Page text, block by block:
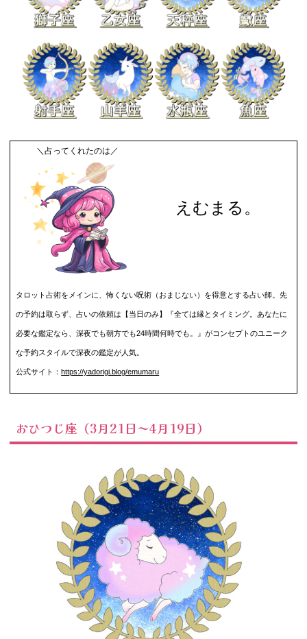
＼占ってくれたのは／
えむまる。
タロット占術をメインに、怖くない呪術（おまじない）を得意とする占い師。先
の予約は取らず、占いの依頼は【当日のみ】『全ては縁とタイミング。あなたに
必要な鑑定なら、深夜でも朝方でも24時間何時でも。』がコンセプトのユニーク
な予約スタイルで深夜の鑑定が人気。
公式サイト：https://yadorigi.blog/emumaru
おひつじ座（3月21日～4月19日）